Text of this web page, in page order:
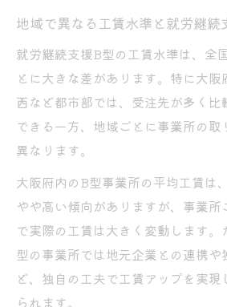
地域で異なる工賃水準と就労継続
就労継続支援B型の工賃水準は、全
とに大きな差があります。特に大
西など都市部では、受注先が多く
できる一方、地域ごとに事業所の取
異なります。
大阪府内のB型事業所の平均工賃は
やや高い傾向がありますが、事業
で実際の工賃は大きく変動します。
型の事業所では地元企業との連携や
ど、独自の工夫で工賃アップを実
られます。